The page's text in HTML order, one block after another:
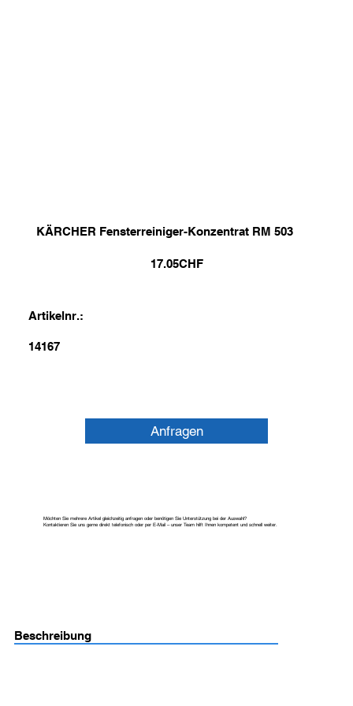
KÄRCHER Fensterreiniger-Konzentrat RM 503
17.05CHF
Artikelnr.:
14167
Anfragen
Möchten Sie mehrere Artikel gleichzeitig anfragen oder benötigen Sie Unterstützung bei der Auswahl?
Kontaktieren Sie uns gerne direkt telefonisch oder per E-Mail – unser Team hilft Ihnen kompetent und schnell weiter.
Beschreibung